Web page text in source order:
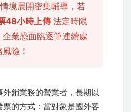
境展開密集輔導，若
48小時上傳法定時限
業恐面臨逐筆連續處
險！
銷業務的營業者，長期以
票的方式：當對象是國外客